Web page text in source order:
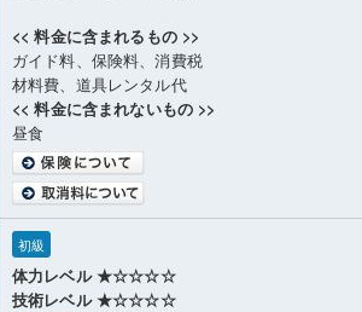
<< 料金に含まれるもの >>
ガイド料、保険料、消費税
材料費、道具レンタル代
<< 料金に含まれないもの >>
昼食
初級
体力レベル ★☆☆☆☆
技術レベル ★☆☆☆☆